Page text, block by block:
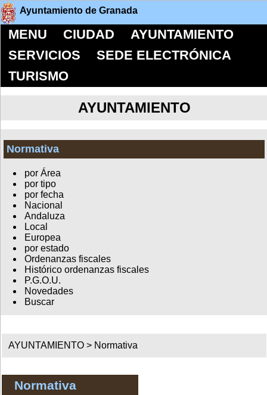
Ayuntamiento de Granada
MENU CIUDAD
AYUNTAMIENTO
SERVICIOS
SEDE ELECTRÓNICA
TURISMO
AYUNTAMIENTO
Normativa
por Área
por tipo
por fecha
Nacional
Andaluza
Local
Europea
por estado
Ordenanzas fiscales
Histórico ordenanzas fiscales
P.G.O.U.
Novedades
Buscar
AYUNTAMIENTO > Normativa
Normativa